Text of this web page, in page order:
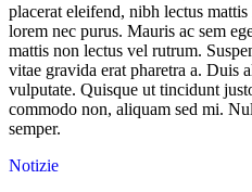
placerat eleifend, nibh lectus
lorem nec purus. Mauris ac sem
mattis non lectus vel rutrum.
vitae gravida erat pharetra a. Duis
vulputate. Quisque ut tincidunt
commodo non, aliquam sed mi.
semper.
Notizie